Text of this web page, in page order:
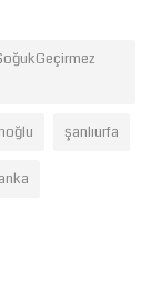
şanlıurfa